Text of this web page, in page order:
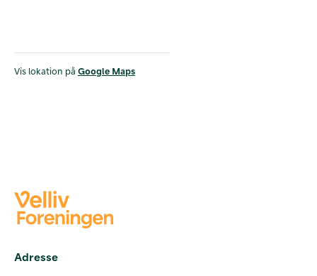
Vis lokation på Google Maps
Adresse